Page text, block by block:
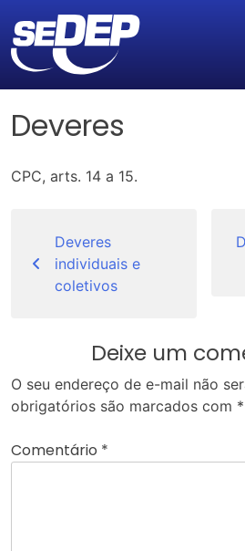
Deveres
CPC, arts. 14 a 15.
Post
Deveres
individuais e
coletivos
Deixe um
O seu endereço de e-mail não
obrigatórios são marcados com *
Comentário *